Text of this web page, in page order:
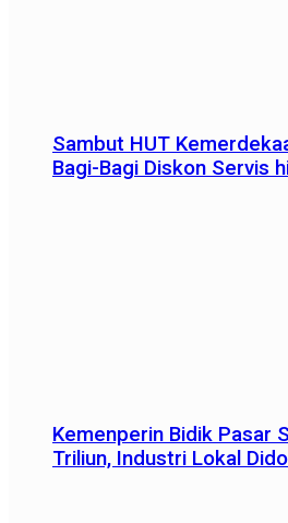
Sambut HUT
Bagi-Bagi Diskon Servis
Kemenperin Bidik Pasar
Triliun, Industri Lokal